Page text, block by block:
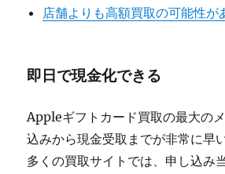
店舗よりも高額買取の可能性が
即日で現金化できる
Appleギフトカード買取の最大の
込みから現金受取までが非常に早
多くの買取サイトでは、申し込み